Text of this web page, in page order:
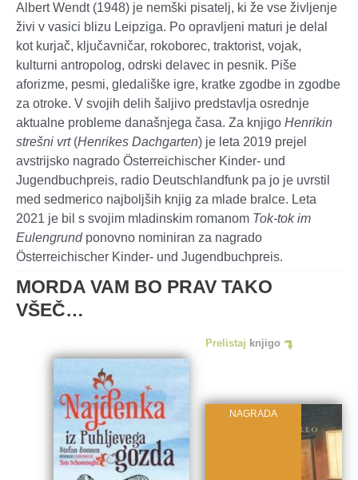
Albert Wendt (1948) je nemški pisatelj, ki že vse življenje
živi v vasici blizu Leipziga. Po opravljeni maturi je delal
kot kurjač, ključavničar, rokoborec, traktorist, vojak,
kulturni antropolog, odrski delavec in pesnik. Piše
aforizme, pesmi, gledališke igre, kratke zgodbe in zgodbe
za otroke. V svojih delih šaljivo predstavlja osrednje
aktualne probleme današnjega časa. Za knjigo Henrikin
strešni vrt(Henrikes Dachgarten) je leta 2019 prejel
avstrijsko nagrado Österreichischer Kinder- und
Jugendbuchpreis, radio Deutschlandfunk pa jo je uvrstil
med sedmerico najboljših knjig za mlade bralce. Leta
2021 je bil s svojim mladinskim romanom Tok-tok im
Eulengrund ponovno nominiran za nagrado
Österreichischer Kinder- und Jugendbuchpreis.
MORDA VAM BO PRAV TAKO
VŠEČ…
Prelistaj knjigo
NAGRADA